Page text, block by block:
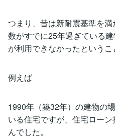
つまり、昔は新耐震基準を
数がすでに25年過ぎている
が利用できなかったというこ
例えば
1990年（築32年）の建物の
いる住宅ですが、住宅ロー
んでした。